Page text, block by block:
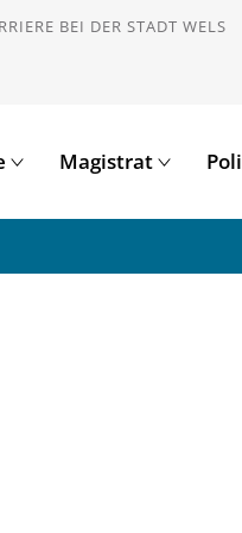
BEI DER STADT WELS
Magistrat